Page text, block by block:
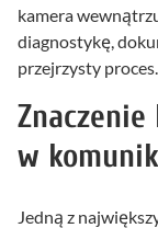
kamera
diagnostykę,
przejrzysty proces.
w
Jedną z